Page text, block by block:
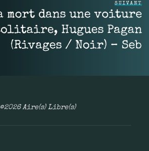
SUIVANT
mort dans une voiture
Hugues Pagan
(Rivages / Noir) – Seb
©2026 Aire(s) Libre(s)